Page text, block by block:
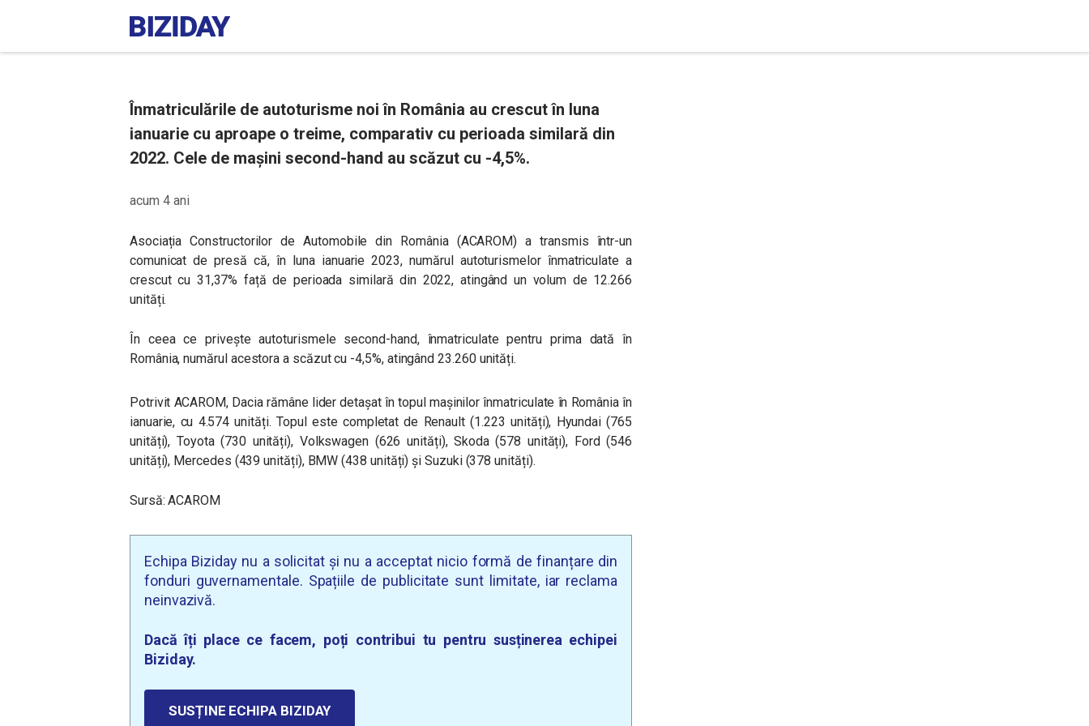
Înmatriculările de autoturisme noi în România au crescut în luna
ianuarie cu aproape o treime, comparativ cu perioada similară din
2022. Cele de mașini second-hand au scăzut cu -4,5%.
acum 4 ani
Asociația Constructorilor de Automobile din România (ACAROM) a transmis într-un
comunicat de presă că, în luna ianuarie 2023, numărul autoturismelor înmatriculate a
crescut cu 31,37% față de perioada similară din 2022, atingând un volum de 12.266
unități.
În ceea ce privește autoturismele second-hand, înmatriculate pentru prima dată în
România, numărul acestora a scăzut cu -4,5%, atingând 23.260 unități.
Potrivit ACAROM, Dacia rămâne lider detașat în topul mașinilor înmatriculate în România în
ianuarie, cu 4.574 unități. Topul este completat de Renault (1.223 unități), Hyundai (765
unități), Toyota (730 unități), Volkswagen (626 unități), Skoda (578 unități), Ford (546
unități), Mercedes (439 unități), BMW (438 unități) și Suzuki (378 unități).
Sursă: ACAROM
Echipa Biziday nu a solicitat și nu a acceptat nicio formă de finanțare din
fonduri guvernamentale. Spațiile de publicitate sunt limitate, iar reclama
neinvazivă.
Dacă îți place ce facem, poți contribui tu pentru susținerea echipei
Biziday.
SUSȚINE ECHIPA BIZIDAY